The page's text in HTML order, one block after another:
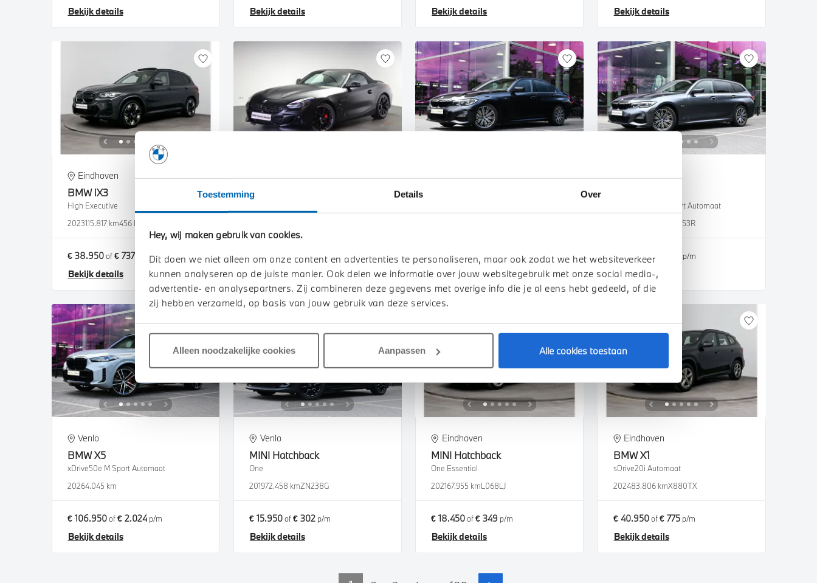
Toestemming Details Over
Hey, wij maken gebruik van cookies.
Dit doen we niet alleen om onze content en advertenties te personaliseren, maar ook zodat we het websiteverkeer
kunnen analyseren op de juiste manier. Ook delen we informatie over jouw websitegebruik met onze social media-,
advertentie- en analysepartners. Zij combineren deze gegevens met overige info die je al eens hebt gedeeld, of die
zij hebben verzameld, op basis van jouw gebruik van deze services.
Alleen noodzakelijke cookies Aanpassen Alle cookies toestaan
Bekijk details Bekijk details Bekijk details Bekijk details
Eindhoven
BMW iX3
High Executive
2023115.817 km456 km actieradius
€ 38.950of€ 737p/m
Bekijk details
Eindhoven
BMW
€ 88.216of€ 1.669p/m
Bekijk details
Venlo
€ 33.450of€ 633p/m
Bekijk details
Venlo
Touring 330e M Sport Automaat
HZT53R
€ 33.450of p/m
Bekijk details
Venlo
BMW X5
xDrive50e M Sport Automaat
20264.045 km
€ 106.950of€ 2.024p/m
Bekijk details
Venlo
MINI Hatchback
One
201972.458 kmZN238G
€ 15.950of€ 302p/m
Bekijk details
Eindhoven
MINI Hatchback
One Essential
202167.955 kmL068LJ
€ 18.450of€ 349 p/m
Bekijk details
Eindhoven
BMW X1
sDrive20i Automaat
202483.806 kmX880TX
€ 40.950of€ 775p/m
Bekijk details